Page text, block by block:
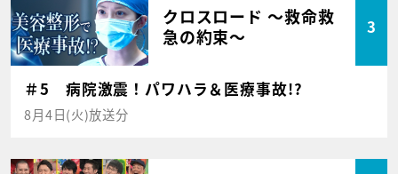
クロスロード ～救命救
急の約束～
3
＃5 病院激震！パワハラ＆医療事故!?
8月4日(火)放送分